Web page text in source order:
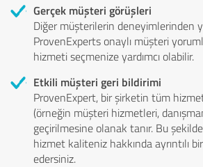
Gerçek müşteri görüşleri
Diğer müşterilerin deneyimlerinden
ProvenExperts onaylı müşteri
hizmeti seçmenize yardımcı olabilir.
Etkili müşteri geri bildirimi
ProvenExpert, bir şirketin tüm
(örneğin müşteri hizmetleri,
geçirilmesine olanak tanır. Bu
hizmet kaliteniz hakkında ayrıntılı
edersiniz.